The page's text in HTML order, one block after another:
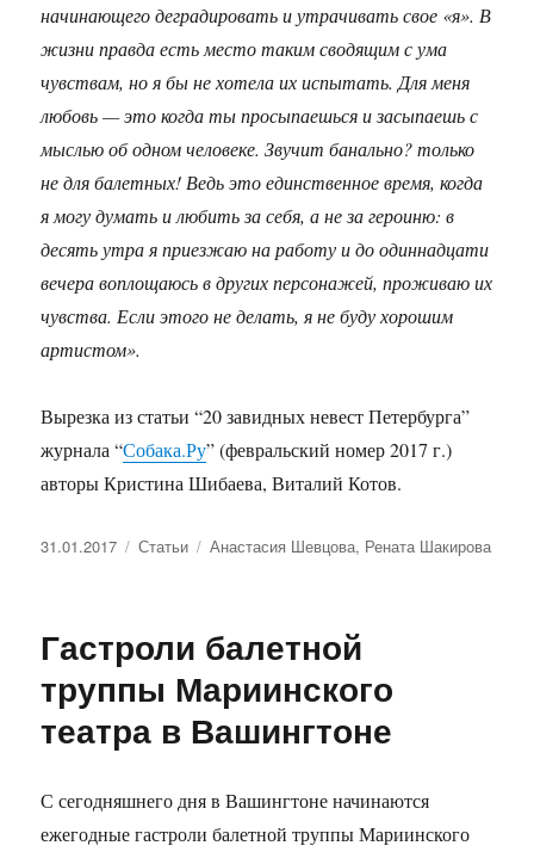
начинающего деградировать и утрачивать свое «я». В
жизни правда есть место таким сводящим с ума
чувствам, но я бы не хотела их испытать. Для меня
любовь — это когда ты просыпаешься и засыпаешь с
мыслью об одном человеке. Звучит банально? только
не для балетных! Ведь это единственное время, когда
я могу думать и любить за себя, а не за героиню: в
десять утра я приезжаю на работу и до одиннадцати
вечера воплощаюсь в других персонажей, проживаю их
чувства. Если этого не делать, я не буду хорошим
артистом».
Вырезка из статьи “20 завидных невест Петербурга”
журнала “Собака.Ру” (февральский номер 2017 г.)
авторы Кристина Шибаева, Виталий Котов.
Опубликовано
31.01.2017 Рубрики
Статьи Метки
Анастасия Шевцова, Рената Шакирова
Гастроли балетной
труппы Мариинского
театра в Вашингтоне
С сегодняшнего дня в Вашингтоне начинаются
ежегодные гастроли балетной труппы Мариинского